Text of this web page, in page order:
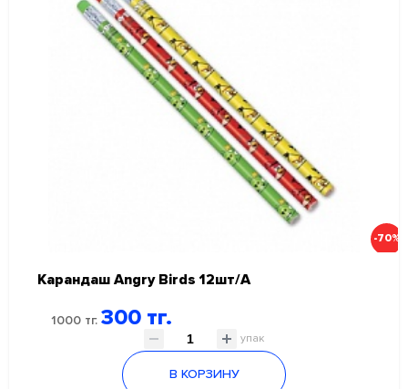
-70%
Карандаш Angry Birds 12шт/А
1000 тг. 300 тг.
упак
В КОРЗИНУ